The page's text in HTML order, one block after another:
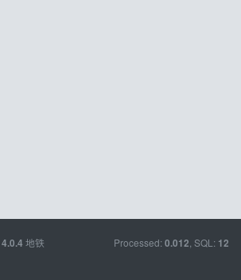
4.0.4 地铁
Processed: 0.012 , SQL: 12